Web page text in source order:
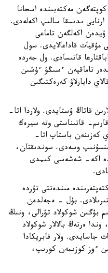
مەكتەبىندە اسحانا
ىدىسقا سالىپ اكەلەدى.
ۇيدەن اكەلگەن تاماعى
مۇقيات قاداعالايدى. سول
قاتىسادى. ول جەردە
تاماقپەن ءسىڭۋ ءۇشىن
دايارلاۋ كەرەكتىگىن
قاتاڭ ۇستايدى. ولاردا اتا-
قاتىناستى وتە سيرەك
كەزىنەن باستاپ اتا-
وسەدى. سوندىقتان،
اكە- شەشەسى كىمدى
مىندەتتى تۇردە
بۇل - ەجەلدەن
بۇگىن شوكولاد تۋرالى، ونىڭ
ەرتەڭ بالالار شوكولاد
جاسايدى. ولار فابريكادا
ءوز كوزىمەن كورىپ،